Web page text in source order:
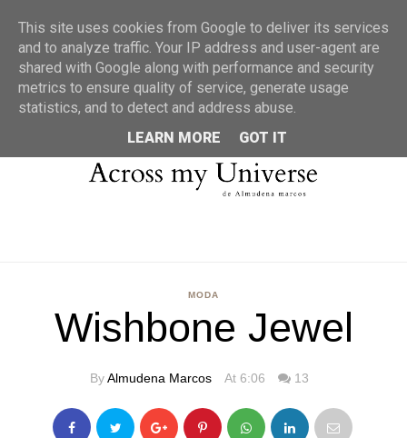
MENU
MODA
Wishbone Jewel
ByAlmudena Marcos At 6:06 13
This site uses cookies from Google to deliver its services
and to analyze traffic. Your IP address and user-agent are
shared with Google along with performance and security
metrics to ensure quality of service, generate usage
statistics, and to detect and address abuse.
LEARN MORE
GOT IT